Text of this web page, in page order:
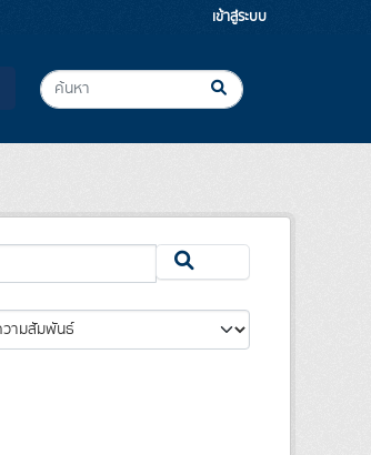
เข้าสู่ระบบ